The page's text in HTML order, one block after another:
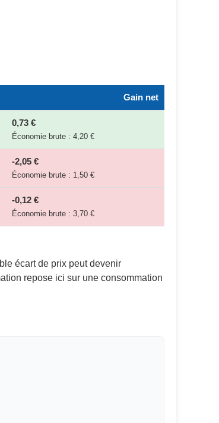
Gain net
0,73 €
Économie brute : 4,20 €
-2,05 €
Économie brute : 1,50 €
-0,12 €
Économie brute : 3,70 €
écart de prix peut devenir
repose ici sur une consommation